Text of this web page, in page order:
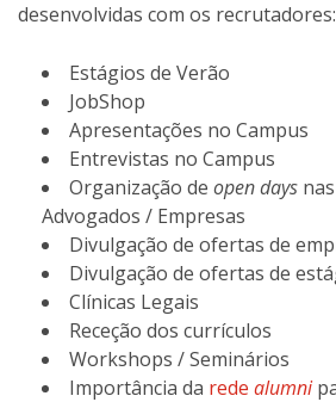
desenvolvidas com os recrutadores:
Estágios de Verão
JobShop
Apresentações no Campus
Entrevistas no Campus
Organização de open days
Advogados / Empresas
Divulgação de ofertas de
Divulgação de ofertas de
Clínicas Legais
Receção dos currículos
Workshops / Seminários
Importância da rede alumni